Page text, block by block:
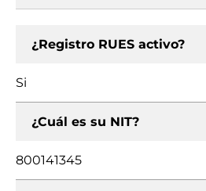
¿Registro RUES activo?
Si
¿Cuál es su NIT?
800141345